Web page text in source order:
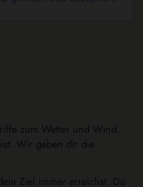
zum Wetter und Wind.
Wir geben dir die
Ziel immer erreichst. Du